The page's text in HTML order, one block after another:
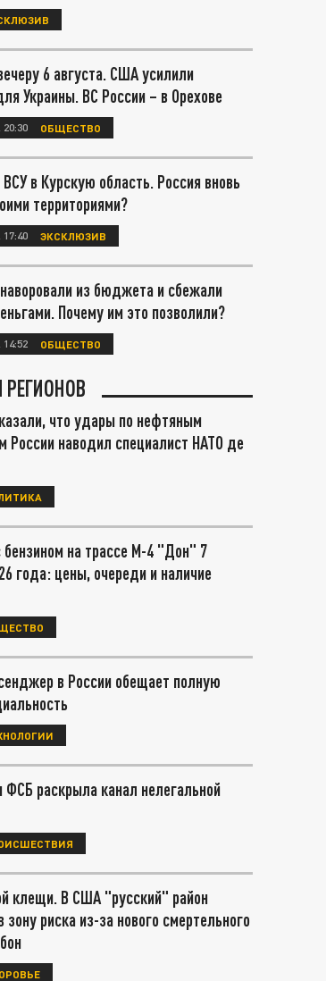
6 августа. США усилили
Украины. ВС России – в Орехове
ОБЩЕСТВО
в Курскую область. Россия вновь
территориями?
ЭКСКЛЮЗИВ
из бюджета и сбежали
Почему им это позволили?
ОБЩЕСТВО
что удары по нефтяным
России наводил специалист НАТО де
бензином на трассе М-4 "Дон" 7
года: цены, очереди и наличие
в России обещает полную
ФСБ раскрыла канал нелегальной
клещи. В США "русский" район
зону риска из-за нового смертельного